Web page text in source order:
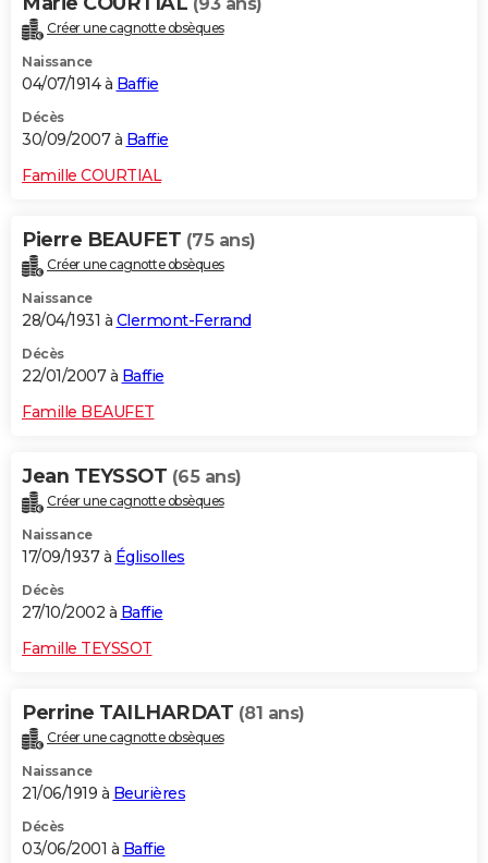
Créer une cagnotte obsèques
Naissance
04/07/1914 à Baffie
Décès
30/09/2007 à Baffie
Famille COURTIAL
Pierre BEAUFET (75 ans)
Créer une cagnotte obsèques
Naissance
28/04/1931 à Clermont-Ferrand
Décès
22/01/2007 à Baffie
Famille BEAUFET
Jean TEYSSOT (65 ans)
Créer une cagnotte obsèques
Naissance
17/09/1937 à Églisolles
Décès
27/10/2002 à Baffie
Famille TEYSSOT
Perrine TAILHARDAT (81 ans)
Créer une cagnotte obsèques
Naissance
21/06/1919 à Beurières
Décès
03/06/2001 à Baffie